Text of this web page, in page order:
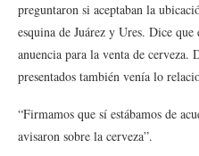
preguntaron si aceptaban la
esquina de Juárez y Ures. Dice
anuencia para la venta de cerveza.
presentados también venía lo
“Firmamos que sí estábamos de
avisaron sobre la cerveza”.